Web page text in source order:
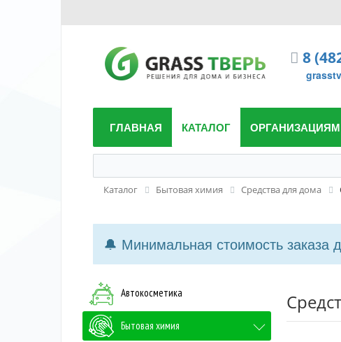
8
ГЛАВНАЯ КАТАЛОГ ОРГАНИЗАЦИЯМ
Каталог Бытовая химия Средства для дома
🔔 Минимальная стоимость
Автокосметика
Бытовая химия